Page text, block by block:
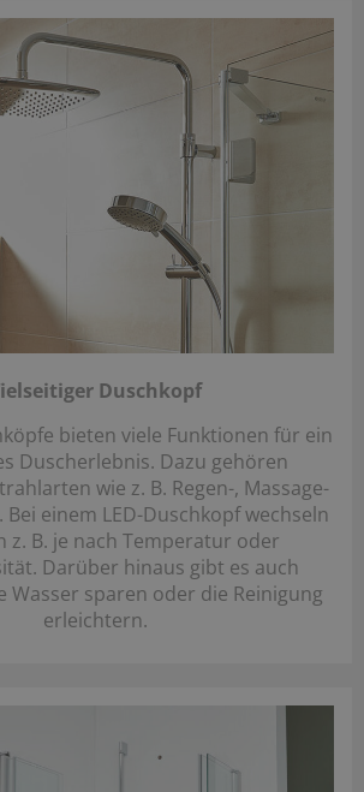
Duschkopf
bieten viele Funktionen für ein
Duscherlebnis. Dazu gehören
wie z. B. Regen-, Massage-
einem LED-Duschkopf wechseln
z. B. je nach Temperatur oder
Darüber hinaus gibt es auch
Wasser sparen oder die Reinigung
erleichtern.